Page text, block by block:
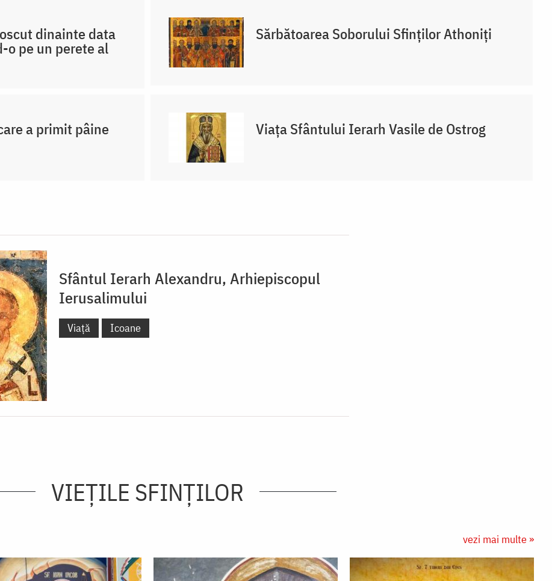
dinainte data
pe un perete al
Sărbătoarea Soborului Sfinților Athoniți
a primit pâine Viața Sfântului Ierarh Vasile de Ostrog
Sfântul Ierarh Alexandru, Arhiepiscopul
Ierusalimului
Viață Icoane
VIEŢILE SFINŢILOR
vezi mai multe »